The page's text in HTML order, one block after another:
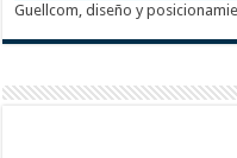
Guellcom, diseño y